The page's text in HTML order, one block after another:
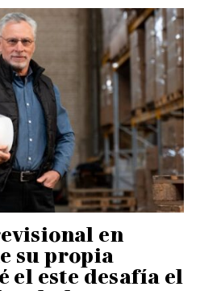
en
su propia
el este desafía el